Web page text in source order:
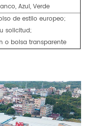
Azul, Verde
de estilo europeo;
solicitud;
o bolsa transparente